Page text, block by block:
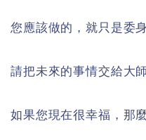
您應該做的，就只是委
請把未來的事情交給大
如果您現在很幸福，那